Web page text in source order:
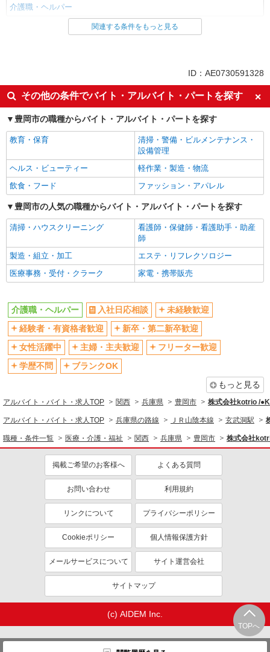
介護職・ヘルパー
同じ雇用形態から玄武洞駅の求人を探す
入社日応相談
未経験歓迎
経験者・有資格者歓迎
新卒・第二新卒歓迎
女性活躍中
主婦・主夫歓迎
フリーター歓迎
学歴不問
ブランクOK
ミドル（40代～）活躍中
エルダー（50代～）活躍中
シニア（60代～）活躍中
高収入・高額
ボーナス・賞与あり
昇給あり
完全週休2日制
フルタイム歓迎
禁煙・分煙
駅直結・駅チカ
車通勤OK
バイク通勤OK
自転車通勤OK
残業少なめ（月20h未満）
交通費支給
社会保険あり
産休・育休取得実績あり
退職金・財形貯蓄制度あり
各種手当（家族・役職・インセン
ティブなど）あり
制服貸与
研修制度あり
資格取得支援制度あり
医療・介護・福祉
介護職・ヘルパー
同じ特徴から求人を探す
ミドル（40代～）活躍中
ボーナス・賞与あり
車通勤OK
交通費支給
社会保険あり
産休・育休取得実績あり
関連する条件をもっと見る
ID：AE0730591328
その他の条件でバイト・アルバイト・パートを探す
豊岡市の職種からバイト・アルバイト・パートを探す
教育・保育
清掃・警備・ビルメンテナンス・
設備管理
ヘルス・ビューティー
軽作業・製造・物流
飲食・フード
ファッション・アパレル
豊岡市の人気の職種からバイト・アルバイト・パートを探す
清掃・ハウスクリーニング
看護師・保健師・看護助手・助産
師
製造・組立・加工
エステ・リフレクソロジー
医療事務・受付・クラーク
家電・携帯販売
TOPへ
介護職・ヘルパー 入社日応相談
未経験歓迎
経験者・有資格者歓迎
新卒・第二新卒歓迎
女性活躍中
主婦・主夫歓迎
フリーター歓迎
学歴不問
ブランクOK
もっと見る
アルバイト・バイト・求人TOP 関西 兵庫県 豊岡市 株式会社kotrio /
アルバイト・バイト・求人TOP 兵庫県の路線 ＪＲ山陰本線 玄武洞駅
職種・条件一覧 医療・介護・福祉 関西 兵庫県 豊岡市 株式会社
掲載ご希望のお客様へ よくある質問
お問い合わせ 利用規約
リンクについて プライバシーポリシー
Cookieポリシー 個人情報保護方針
メールサービスについて サイト運営会社
サイトマップ
(c) AIDEM Inc.